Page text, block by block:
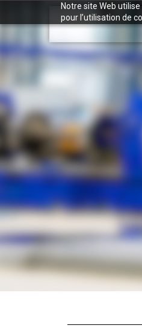
Notre site Web
pour l’utilisation de